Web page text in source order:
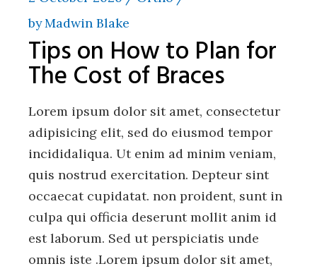
byMadwin Blake
Tips on How to Plan for
The Cost of Braces
Lorem ipsum dolor sit amet, consectetur
adipisicing elit, sed do eiusmod tempor
incididaliqua. Ut enim ad minim veniam,
quis nostrud exercitation. Depteur sint
occaecat cupidatat. non proident, sunt in
culpa qui officia deserunt mollit anim id
est laborum. Sed ut perspiciatis unde
omnis iste .Lorem ipsum dolor sit amet,